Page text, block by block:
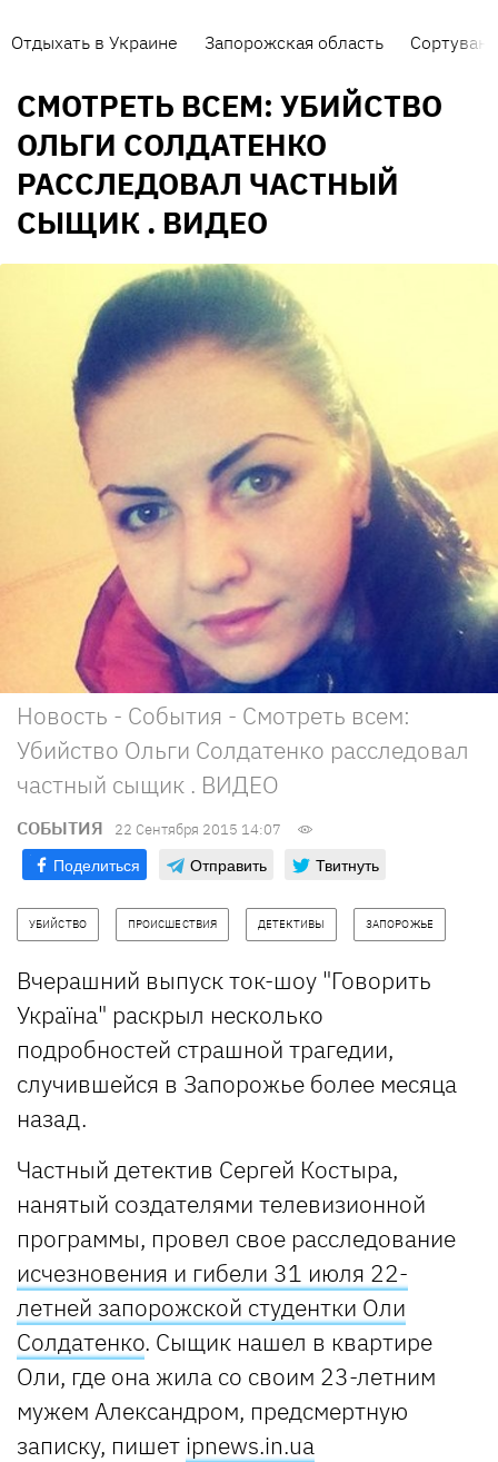
Отдыхать в Украине Запорожская область
СМОТРЕТЬ ВСЕМ: УБИЙСТВО
ОЛЬГИ СОЛДАТЕНКО
РАССЛЕДОВАЛ ЧАСТНЫЙ
СЫЩИК . ВИДЕО
Новость - События - Смотреть всем:
Убийство Ольги Солдатенко расследовал
частный сыщик . ВИДЕО
СОБЫТИЯ 22 Сентября 2015 14:07
Поделиться Отправить Твитнуть
УБИЙСТВО ПРОИСШЕСТВИЯ ДЕТЕКТИВЫ ЗАПОРОЖЬЕ
Вчерашний выпуск ток-шоу "Говорить
Україна" раскрыл несколько
подробностей страшной трагедии,
случившейся в Запорожье более месяца
назад.
Частный детектив Сергей Костыра,
нанятый создателями телевизионной
программы, провел свое расследование
исчезновения и гибели 31 июля 22-
летней запорожской студентки Оли
Солдатенко. Сыщик нашел в квартире
Оли, где она жила со своим 23-летним
мужем Александром, предсмертную
записку, пишет ipnews.in.ua